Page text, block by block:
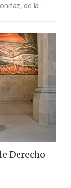
de la…
Derecho